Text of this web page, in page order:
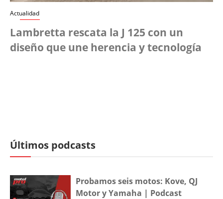
Actualidad
Lambretta rescata la J 125 con un
diseño que une herencia y tecnología
Últimos podcasts
Probamos seis motos: Kove, QJ
Motor y Yamaha | Podcast